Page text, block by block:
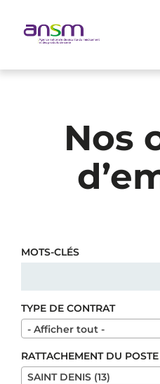
Nos
MOTS-CLÉS
TYPE DE CONTRAT
- Afficher tout -
RATTACHEMENT DU POSTE
SAINT DENIS (13)